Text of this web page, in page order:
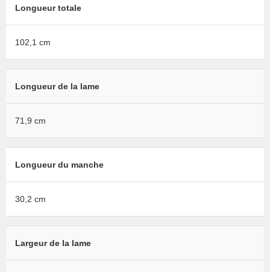
Longueur totale
102,1 cm
Longueur de la lame
71,9 cm
Longueur du manche
30,2 cm
Largeur de la lame